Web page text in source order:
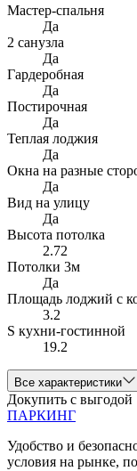
Мастер-спальня
Да
2 санузла
Да
Гардеробная
Да
Постирочная
Да
Теплая лоджия
Да
Окна на разные
Да
Вид на улицу
Да
Высота потолка
2.72
Потолки 3м
Да
Площадь лоджий с
3.2
S кухни-гостинной
19.2
Все характеристики
Докупить с выгодой
ПАРКИНГ
Удобство и
условия на рынке,